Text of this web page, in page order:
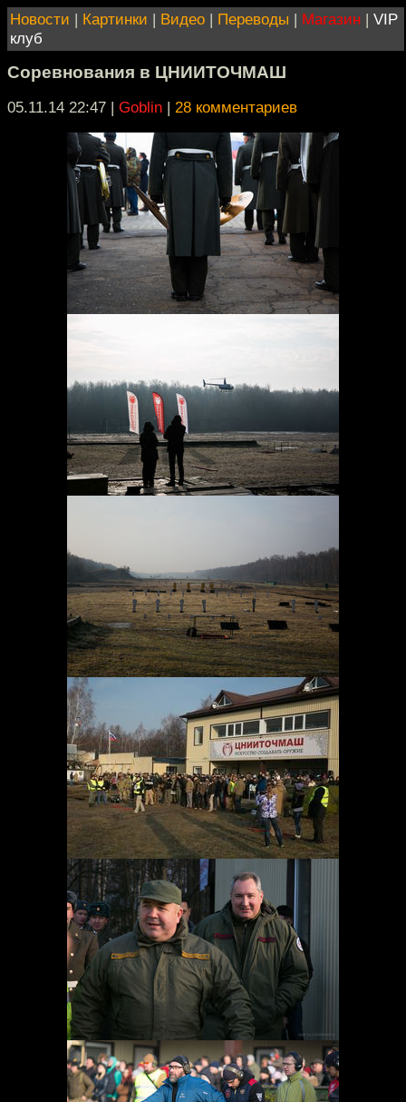
Новости | Картинки | Видео | Переводы | Магазин | VIP
клуб
Соревнования в ЦНИИТОЧМАШ
05.11.14 22:47 | Goblin | 28 комментариев